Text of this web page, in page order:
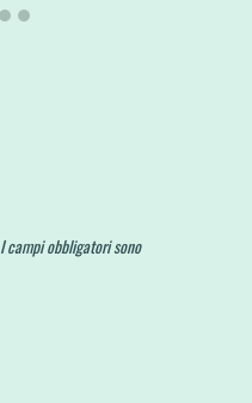
I campi obbligatori sono